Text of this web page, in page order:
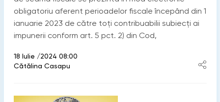
obligatoriu aferent perioadelor fiscale începând din 1
ianuarie 2023 de către toți contribuabilii subiecți ai
impunerii conform art. 5 pct. 2) din Cod,
18 Iulie /2024 08:00
Cătălina Casapu